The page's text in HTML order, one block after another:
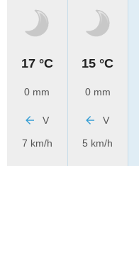
17 °C
0 mm
V
7 km/h
15 °C
0 mm
V
5 km/h